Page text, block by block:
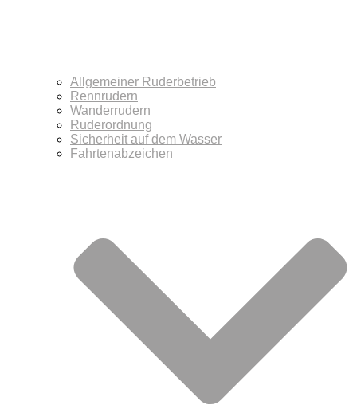
Allgemeiner Ruderbetrieb
Rennrudern
Wanderrudern
Ruderordnung
Sicherheit auf dem Wasser
Fahrtenabzeichen